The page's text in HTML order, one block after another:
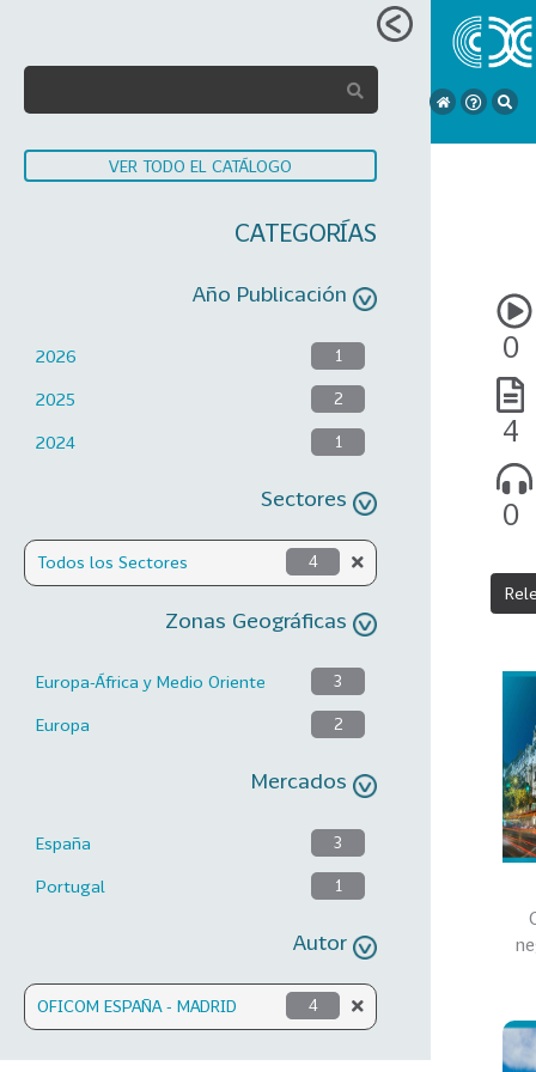
VER TODO EL CATÁLOGO
CATEGORÍAS
Año Publicación
2026 1
2025 2
2024 1
Sectores
Todos los Sectores 4
Zonas Geográficas
Europa-África y Medio Oriente 3
Europa 2
Mercados
España 3
Portugal 1
Autor
OFICOM ESPAÑA - MADRID 4
0
4
0